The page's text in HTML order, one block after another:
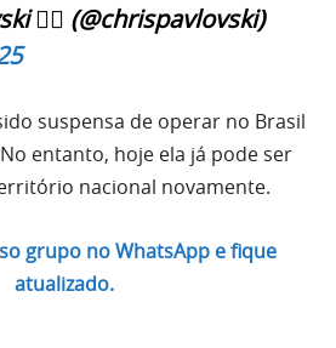
🏴‍☠️ (@chrispavlovski)
suspensa de operar no Brasil
entanto, hoje ela já pode ser
nacional novamente.
grupo no WhatsApp e fique
atualizado.